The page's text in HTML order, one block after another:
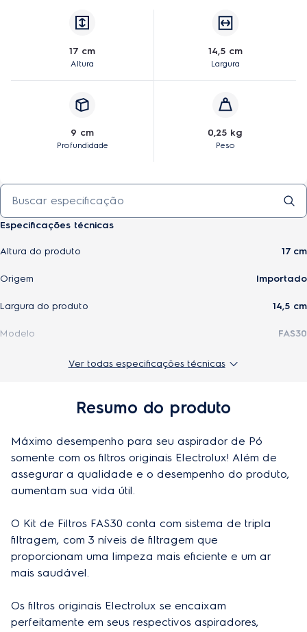
17 cm
Altura
14,5 cm
Largura
9 cm
Profundidade
0,25 kg
Peso
Especificações técnicas
Altura do produto 17 cm
Origem Importado
Largura do produto 14,5 cm
Modelo FAS30
Profundidade do produto
Altura do produto embalado
Largura do produto embalado
Profudidade do produto embalado 38,5 cm
Aplicação
Composição Plastico e papel
Cor
Material
Ver todas especificações técnicas
Resumo do produto
Máximo desempenho para seu aspirador de Pó
somente com os filtros originais Electrolux! Além de
assegurar a qualidade e o desempenho do produto,
aumentam sua vida útil.
O Kit de Filtros FAS30 conta com sistema de tripla
filtragem, com 3 níveis de filtragem que
proporcionam uma limpeza mais eficiente e um ar
mais saudável.
Os filtros originais Electrolux se encaixam
perfeitamente em seus respectivos aspiradores,